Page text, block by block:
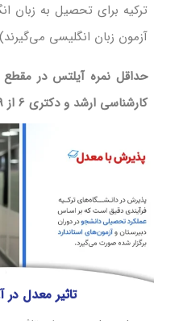
ترکیه برای تحصیل به زبان
آزمون زبان انگلیسی
کارشناسی ارشد و دکتری 6 از 9 است.
تاثیر معدل